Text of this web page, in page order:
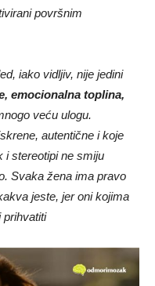
površnim
iako vidljiv, nije jedini
emocionalna toplina,
veću ulogu.
autentične i koje
i stereotipi ne smiju
Svaka žena ima pravo
jeste, jer oni kojima
prihvatiti